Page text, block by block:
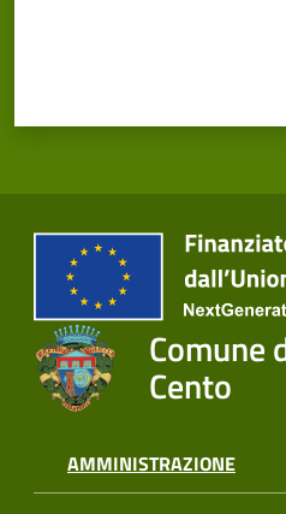
Comune
Cento
AMMINISTRAZIONE